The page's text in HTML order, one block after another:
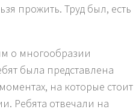
прожить. Труд был, есть
о многообразии
была представлена
на которые стоит
Ребята отвечали на